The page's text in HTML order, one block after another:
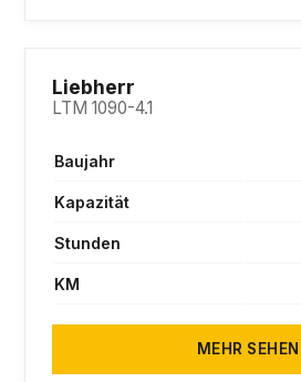
Liebherr
LTM 1090-4.1
Baujahr
Kapazität
Stunden
KM
MEHR SEHEN